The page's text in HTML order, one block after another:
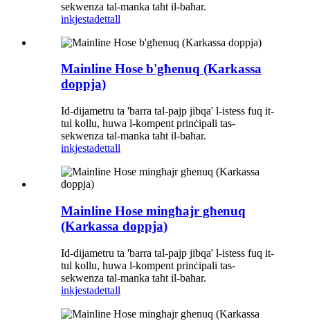
sekwenza tal-manka taħt il-baħar.
inkjestadettall
Mainline Hose b'għenuq (Karkassa
doppja)
Id-dijametru ta 'barra tal-pajp jibqa' l-istess fuq it-
tul kollu, huwa l-kompent prinċipali tas-
sekwenza tal-manka taħt il-baħar.
inkjestadettall
Mainline Hose mingħajr għenuq
(Karkassa doppja)
Id-dijametru ta 'barra tal-pajp jibqa' l-istess fuq it-
tul kollu, huwa l-kompent prinċipali tas-
sekwenza tal-manka taħt il-baħar.
inkjestadettall